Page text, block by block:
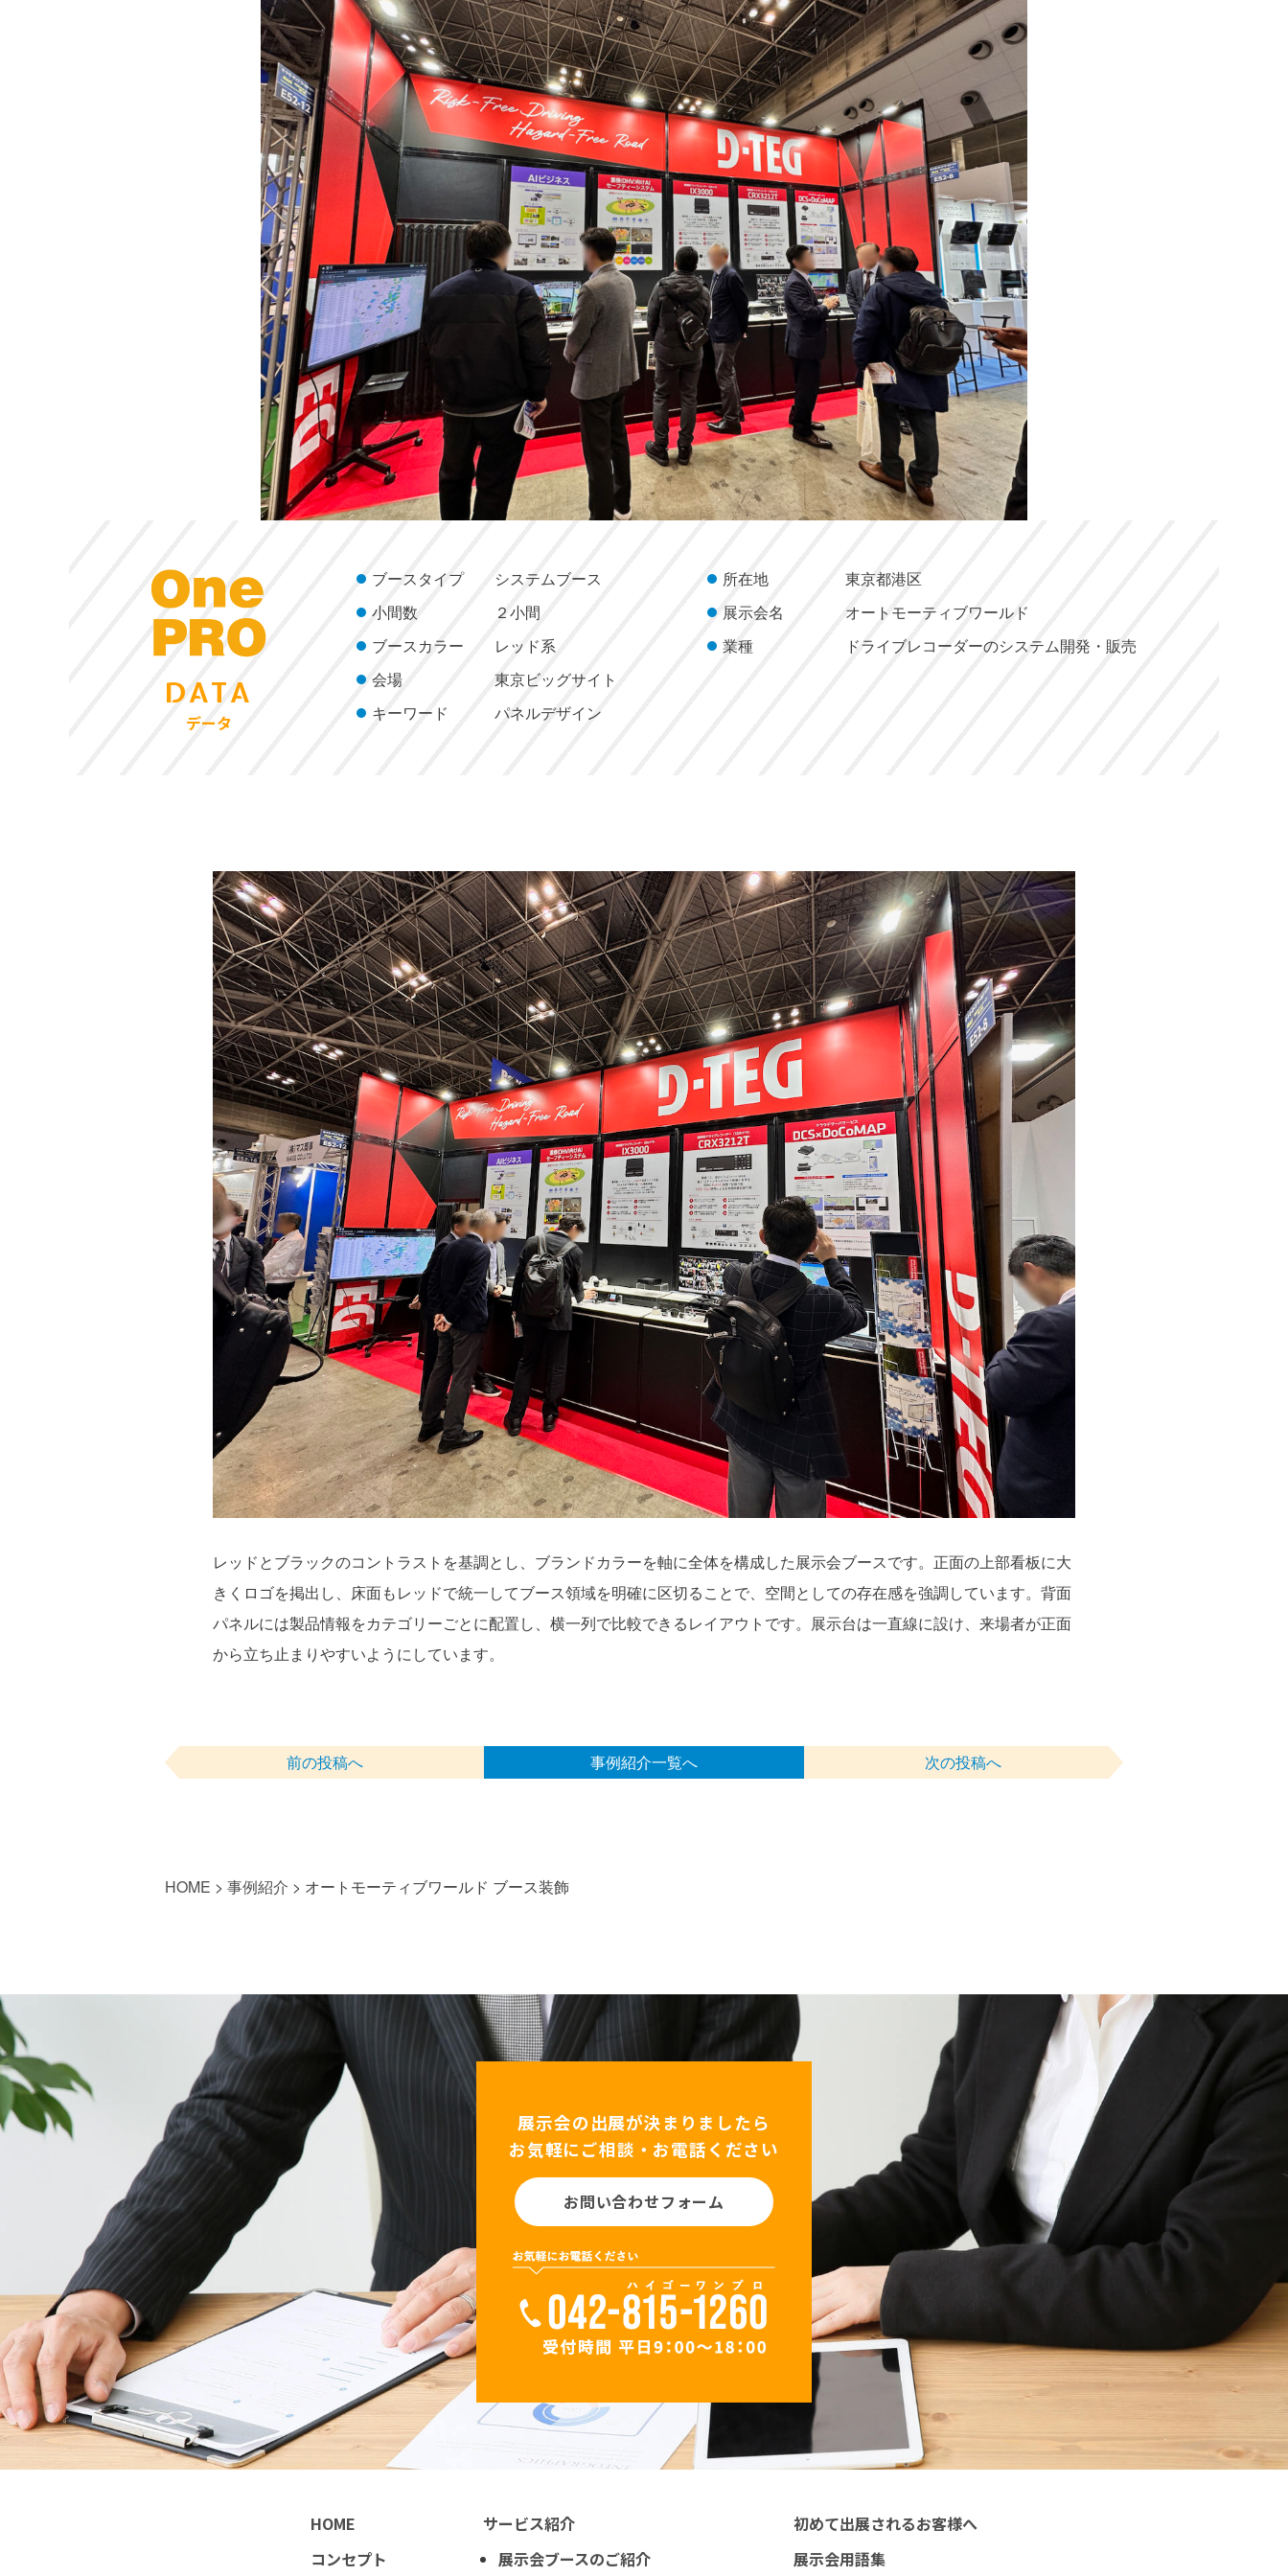
DATA
データ
ブースタイプ
システムブース
小間数
２小間
ブースカラー
レッド系
会場
東京ビッグサイト
キーワード
パネルデザイン
所在地
東京都港区
展示会名
オートモーティブワールド
業種
ドライブレコーダーのシステム開発・販売
レッドとブラックのコントラストを基調とし、ブランドカラーを軸に全体を構成した展示会ブースです。正面の上部看板に大
きくロゴを掲出し、床面もレッドで統一してブース領域を明確に区切ることで、空間としての存在感を強調しています。背面
パネルには製品情報をカテゴリーごとに配置し、横一列で比較できるレイアウトです。展示台は一直線に設け、来場者が正面
から立ち止まりやすいようにしています。
前の投稿へ 事例紹介一覧へ 次の投稿へ
HOME > 事例紹介 > オートモーティブワールド ブース装飾
展示会の出展が決まりましたら
お気軽にご相談・お電話ください
お問い合わせフォーム
HOME
コンセプト
サービス紹介
展示会ブースのご紹介
初めて出展されるお客様へ
展示会用語集